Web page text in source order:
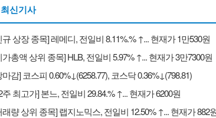
최신기사
규 상장 종목] 레메디, 전일비 8.11%.% ↑... 현재가 1만530원
가총액 상위 종목] HLB, 전일비 5.97% ↑... 현재가 3만7300원
마감] 코스피 0.60%↓(6258.77), 코스닥 0.36%↓(798.81)
주 최고가] 본느, 전일비 29.84.% ↑... 현재가 6200원
래량 상위 종목] 랩지노믹스, 전일비 12.50% ↑... 현재가 882